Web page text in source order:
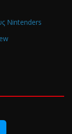
Nintenders